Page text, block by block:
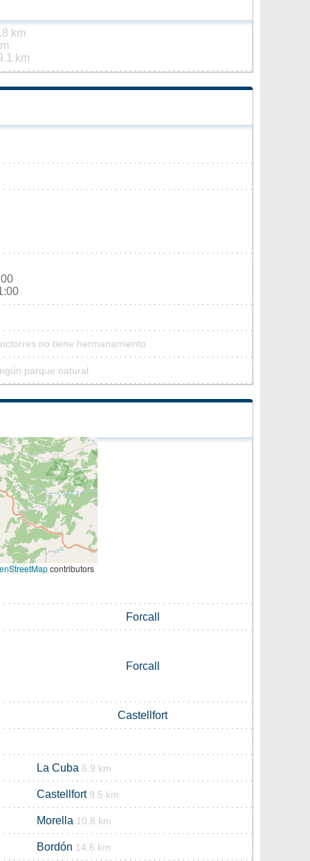
km
km
no tiene hermanamiento
parque natural
contributors
Forcall
Forcall
Castellfort
La Cuba 6.9 km
Castellfort 9.5 km
Morella 10.8 km
Bordón 14.6 km